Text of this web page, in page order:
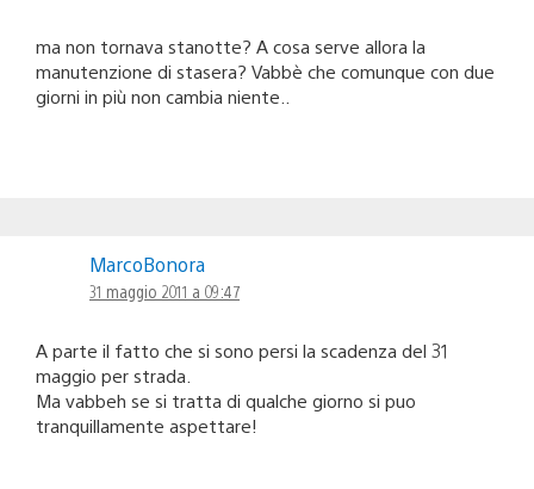
ma non tornava stanotte? A cosa serve allora la
manutenzione di stasera? Vabbè che comunque con due
giorni in più non cambia niente..
MarcoBonora
31 maggio 2011 a 09:47
A parte il fatto che si sono persi la scadenza del 31
maggio per strada.
Ma vabbeh se si tratta di qualche giorno si puo
tranquillamente aspettare!